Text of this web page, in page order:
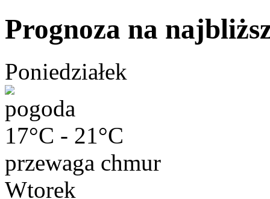
Prognoza na
Poniedziałek
17°C - 21°C
przewaga chmur
Wtorek